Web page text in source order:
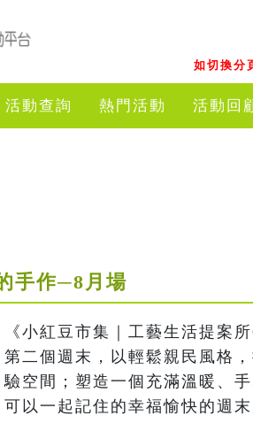
如切換分
活動查詢 熱門活動 活動回
手作─8月場
《小紅豆市集｜工藝生活提案
第二個週末，以輕鬆親民風格
驗空間；塑造一個充滿溫暖、
可以一起記住的幸福愉快的週末